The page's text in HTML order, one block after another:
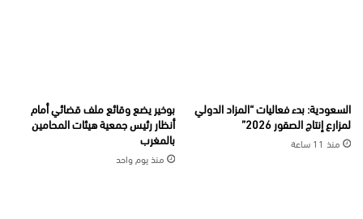
السعودية: بدء فعاليات “المزاد الدولي
لمزارع إنتاج الصقور 2026”
منذ 11 ساعة
بوخير يضع وقائع ملف قضائي أمام
أنظار رئيس جمعية هيئات المحامين
بالمغرب
منذ يوم واحد